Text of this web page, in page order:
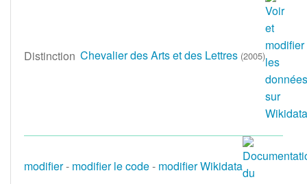
Distinction Chevalier des Arts et des Lettres (2005)
modifier- modifier le code- modifier Wikidata